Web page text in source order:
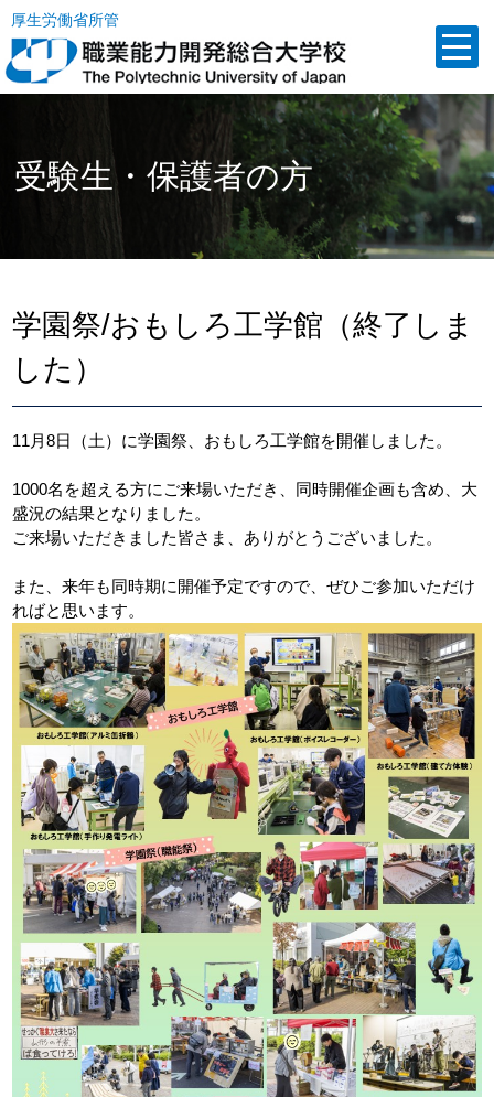
厚生労働省所管
受験生・保護者の方
学園祭/おもしろ工学館（終了しま
した）
11月8日（土）に学園祭、おもしろ工学館を開催しました。
1000名を超える方にご来場いただき、同時開催企画も含め、大
盛況の結果となりました。
ご来場いただきました皆さま、ありがとうございました。
また、来年も同時期に開催予定ですので、ぜひご参加いただけ
ればと思います。